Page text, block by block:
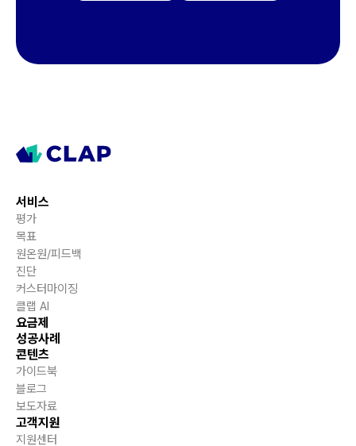
서비스
평가
목표
원온원/피드백
진단
커스터마이징
클랩 AI
요금제
성공사례
콘텐츠
가이드북
블로그
보도자료
고객지원
지원센터